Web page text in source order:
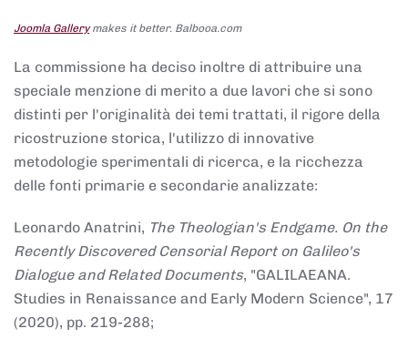
Joomla Gallerymakes it better. Balbooa.com
La commissione ha deciso inoltre di attribuire una
speciale menzione di merito a due lavori che si sono
distinti per l'originalità dei temi trattati, il rigore della
ricostruzione storica, l'utilizzo di innovative
metodologie sperimentali di ricerca, e la ricchezza
delle fonti primarie e secondarie analizzate:
Leonardo Anatrini, The Theologian's Endgame. On the
Recently Discovered Censorial Report on Galileo's
Dialogue and Related Documents, "GALILAEANA.
Studies in Renaissance and Early Modern Science", 17
(2020), pp. 219-288;